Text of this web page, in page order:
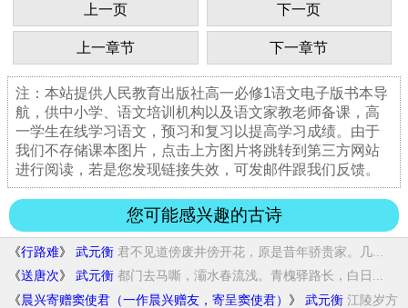
上一页 下一页
上一章节 下一章节
注：本站提供人民教育出版社高一必修1语文电子版书本导
航，供中小学、语文培训机构以及语文家教老师备课，高
一学生在线学习语文，预习和复习以提高学习成绩。由于
我们不存储课本图片，点击上方图片将跳转到第三方网站
进行阅读，若是您发现链接失效，可发邮件跟我们反馈。
您可能感兴趣的古诗
《行路难》 武元衡 君不见道傍废井傍开花，原是昔年骄贵家。几...
《送唐次》 武元衡 都门去马嘶，灞水春流浅。青槐驿路长，白日...
《 晨兴寄赠窦使君（一作晨兴赠友，寄呈窦使君） 》 武元衡 江陵岁方